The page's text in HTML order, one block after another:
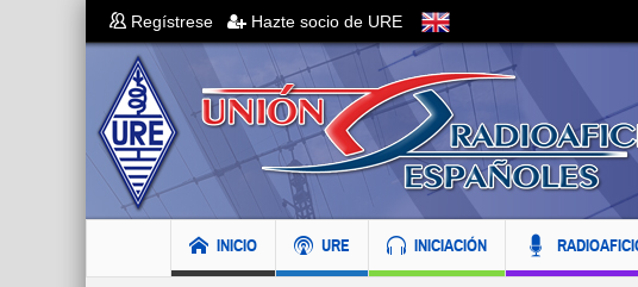
Regístrese Hazte socio de URE
INICIO URE INICIACIÓN